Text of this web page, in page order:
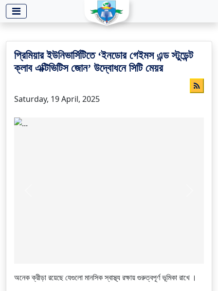
-->
প্রিমিয়ার ইউনিভার্সিটিতে ‘ইনডোর গেইমস এন্ড স্টুডেন্ট
ক্লাব এক্টিভিটিস জোন’ উদ্বোধনে সিটি মেয়র
Saturday, 19 April, 2025
অনেক ক্রীড়া রয়েছে যেগুলো মানসিক স্বাস্থ্য রক্ষায় গুরুত্বপূর্ণ ভূমিকা রাখে ।